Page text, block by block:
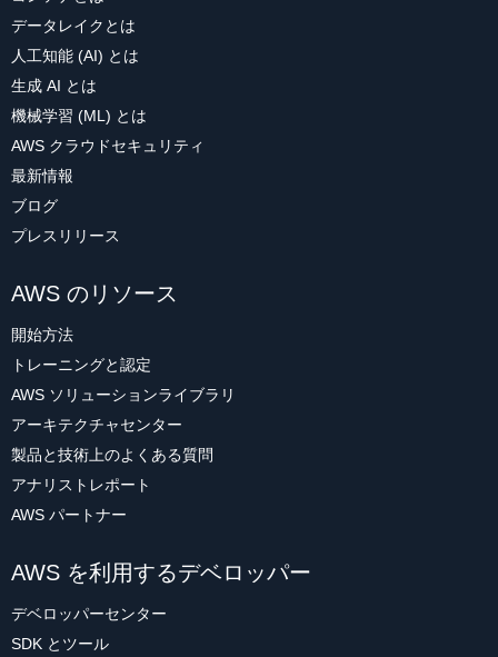
データレイクとは
人工知能 (AI) とは
生成 AI とは
機械学習 (ML) とは
AWS クラウドセキュリティ
最新情報
ブログ
プレスリリース
AWS のリソース
開始方法
トレーニングと認定
AWS ソリューションライブラリ
アーキテクチャセンター
製品と技術上のよくある質問
アナリストレポート
AWS パートナー
AWS を利用するデベロッパー
デベロッパーセンター
SDK とツール